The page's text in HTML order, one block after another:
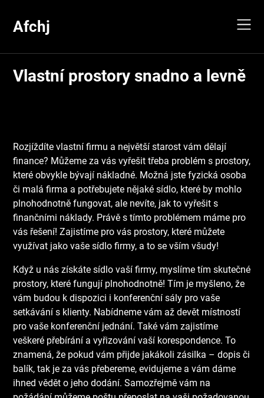
content
Afchj
Vlastní prostory snadno a levně
Rozjíždíte vlastní firmu a největší starost vám dělají
finance? Můžeme za vás vyřešit třeba problém s prostory,
které obvykle bývají nákladné. Možná jste fyzická osoba
či malá firma a potřebujete nějaké sídlo, které by mohlo
plnohodnotně fungovat, ale nevíte, jak to vyřešit s
finančními náklady. Právě s tímto problémem máme pro
vás řešení! Zajistíme pro vás prostory, které můžete
využívat jako vaše sídlo firmy, a to se vším všudy!
Když u nás získáte sídlo vaší firmy, myslíme tím skutečné
prostory, které fungují plnohodnotně! Tím je myšleno, že
vám budou k dispozici i konferenční sály pro vaše
setkávání s klienty. Nabídneme vám až devět místností
pro vaše konferenční jednání. Také vám zajistíme
veškeré přebírání a vyřizování vaší korespondence. To
znamená, že pokud vám přijde jakákoli zásilka – dopis či
balík, tak je za vás přebereme, evidujeme a vám dáme
ihned vědět o jeho dodání. Samozřejmě vám na